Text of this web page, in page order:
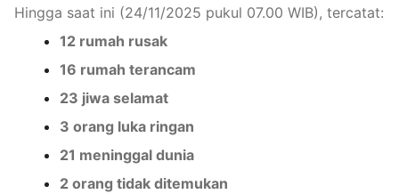
Hingga saat ini (24/11/2025 pukul 07.00 WIB), tercatat:
12 rumah rusak
16 rumah terancam
23 jiwa selamat
3 orang luka ringan
21 meninggal dunia
2 orang tidak ditemukan